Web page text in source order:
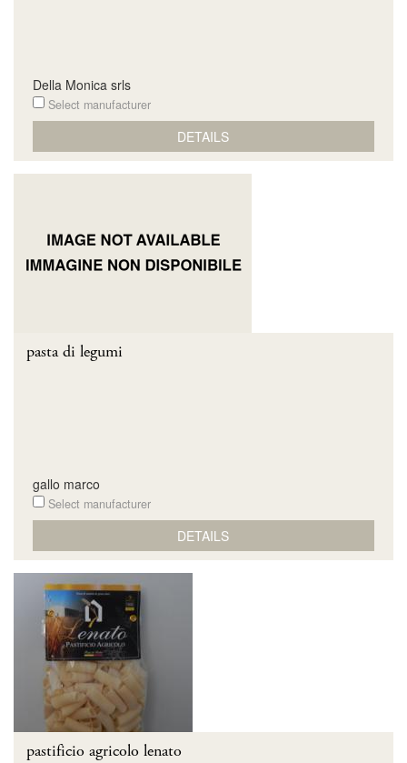
Della Monica srls
Select manufacturer
DETAILS
pasta di legumi
gallo marco
Select manufacturer
DETAILS
pastificio agricolo lenato